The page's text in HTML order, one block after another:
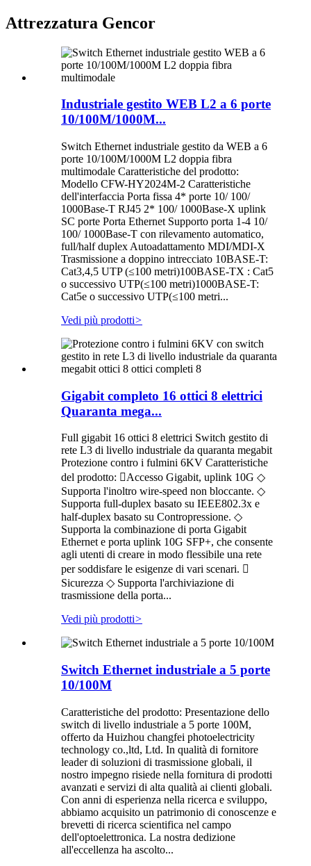
Attrezzatura Gencor
Industriale gestito WEB L2 a 6 porte
10/100M/1000M...
Switch Ethernet industriale gestito da WEB a 6
porte 10/100M/1000M L2 doppia fibra
multimodale Caratteristiche del prodotto:
Modello CFW-HY2024M-2 Caratteristiche
dell'interfaccia Porta fissa 4* porte 10/ 100/
1000Base-T RJ45 2* 100/ 1000Base-X uplink
SC porte Porta Ethernet Supporto porta 1-4 10/
100/ 1000Base-T con rilevamento automatico,
full/half duplex Autoadattamento MDI/MDI-X
Trasmissione a doppino intrecciato 10BASE-T:
Cat3,4,5 UTP (≤100 metri)100BASE-TX : Cat5
o successivo UTP(≤100 metri)1000BASE-T:
Cat5e o successivo UTP(≤100 metri...
Vedi più prodotti>
Gigabit completo 16 ottici 8 elettrici
Quaranta mega...
Full gigabit 16 ottici 8 elettrici Switch gestito di
rete L3 di livello industriale da quaranta megabit
Protezione contro i fulmini 6KV Caratteristiche
del prodotto: Accesso Gigabit, uplink 10G ◇
Supporta l'inoltro wire-speed non bloccante. ◇
Supporta full-duplex basato su IEEE802.3x e
half-duplex basato su Contropressione. ◇
Supporta la combinazione di porta Gigabit
Ethernet e porta uplink 10G SFP+, che consente
agli utenti di creare in modo flessibile una rete
per soddisfare le esigenze di vari scenari. 
Sicurezza ◇ Supporta l'archiviazione di
trasmissione della porta...
Vedi più prodotti>
Switch Ethernet industriale a 5 porte
10/100M
Caratteristiche del prodotto: Presentazione dello
switch di livello industriale a 5 porte 100M,
offerto da Huizhou changfei photoelectricity
technology co.,ltd, Ltd. In qualità di fornitore
leader di soluzioni di trasmissione globali, il
nostro impegno risiede nella fornitura di prodotti
avanzati e servizi di alta qualità ai clienti globali.
Con anni di esperienza nella ricerca e sviluppo,
abbiamo acquisito un patrimonio di conoscenze e
brevetti di ricerca scientifica nel campo
dell'optoelettronica. La nostra dedizione
all'eccellenza ha ascolto...